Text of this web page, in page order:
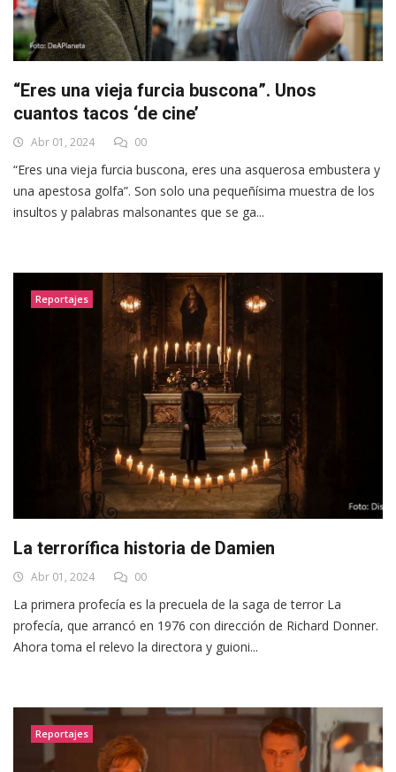
“Eres una vieja furcia buscona”. Unos
cuantos tacos ‘de cine’
Abr 01, 2024 00
“Eres una vieja furcia buscona, eres una asquerosa embustera y
una apestosa golfa”. Son solo una pequeñísima muestra de los
insultos y palabras malsonantes que se ga...
Reportajes
La terrorífica historia de Damien
Abr 01, 2024 00
La primera profecía es la precuela de la saga de terror La
profecía, que arrancó en 1976 con dirección de Richard Donner.
Ahora toma el relevo la directora y guioni...
Reportajes